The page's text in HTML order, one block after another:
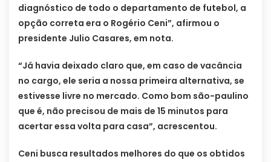
diagnóstico de todo o departamento de futebol, a
opção correta era o Rogério Ceni”, afirmou o
presidente Julio Casares, em nota.
“Já havia deixado claro que, em caso de vacância
no cargo, ele seria a nossa primeira alternativa, se
estivesse livre no mercado. Como bom são-paulino
que é, não precisou de mais de 15 minutos para
acertar essa volta para casa”, acrescentou.
Ceni busca resultados melhores do que os obtidos